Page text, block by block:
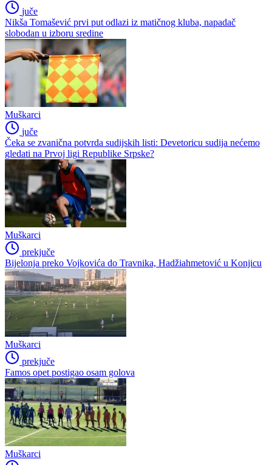
juče
Nikša Tomašević prvi put odlazi iz matičnog kluba, napadač
slobodan u izboru sredine
Muškarci
juče
Čeka se zvanična potvrda sudijskih listi: Devetoricu sudija nećemo
gledati na Prvoj ligi Republike Srpske?
Muškarci
prekjuče
Bijelonja preko Vojkovića do Travnika, Hadžiahmetović u Konjicu
Muškarci
prekjuče
Famos opet postigao osam golova
Muškarci